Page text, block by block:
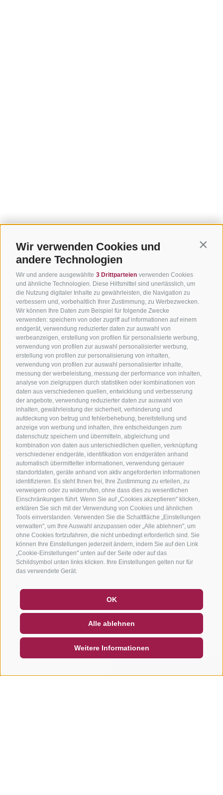
Wir verwenden Cookies und
andere Technologien
Wir und andere ausgewählte 3 Drittparteien verwenden Cookies
und ähnliche Technologien. Diese Hilfsmittel sind unerlässlich, um
die Nutzung digitaler Inhalte zu gewährleisten, die Navigation zu
verbessern und, vorbehaltlich Ihrer Zustimmung, zu Werbezwecken.
Wir können Ihre Daten zum Beispiel für folgende Zwecke
verwenden: speichern von oder zugriff auf informationen auf einem
endgerät, verwendung reduzierter daten zur auswahl von
werbeanzeigen, erstellung von profilen für personalisierte werbung,
verwendung von profilen zur auswahl personalisierter werbung,
erstellung von profilen zur personalisierung von inhalten,
verwendung von profilen zur auswahl personalisierter inhalte,
messung der werbeleistung, messung der performance von inhalten,
analyse von zielgruppen durch statistiken oder kombinationen von
daten aus verschiedenen quellen, entwicklung und verbesserung
der angebote, verwendung reduzierter daten zur auswahl von
inhalten, gewährleistung der sicherheit, verhinderung und
aufdeckung von betrug und fehlerbehebung, bereitstellung und
anzeige von werbung und inhalten, ihre entscheidungen zum
datenschutz speichern und übermitteln, abgleichung und
kombination von daten aus unterschiedlichen quellen, verknüpfung
verschiedener endgeräte, identifikation von endgeräten anhand
automatisch übermittelter informationen, verwendung genauer
standortdaten, geräte anhand von aktiv angeforderten informationen
identifizieren. Es steht Ihnen frei, Ihre Zustimmung zu erteilen, zu
verweigern oder zu widerrufen, ohne dass dies zu wesentlichen
Einschränkungen führt. Wenn Sie auf „Cookies akzeptieren" klicken,
erklären Sie sich mit der Verwendung von Cookies und ähnlichen
Tools einverstanden. Verwenden Sie die Schaltfläche „Einstellungen
verwalten", um Ihre Auswahl anzupassen oder „Alle ablehnen", um
ohne Cookies fortzufahren, die nicht unbedingt erforderlich sind. Sie
können Ihre Einstellungen jederzeit ändern, indem Sie auf den Link
„Cookie-Einstellungen" unten auf der Seite oder auf das
Schildsymbol unten links klicken. Ihre Einstellungen gelten nur für
das verwendete Gerät.
OK
Alle ablehnen
Weitere Informationen
NEWSLETTER
SOCIAL WALL WETTER